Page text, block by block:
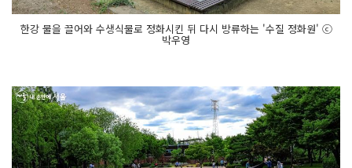
한강 물을 끌어와 수생식물로 정화시킨 뒤 다시 방류하는 '수질 정화원' ⓒ
박우영